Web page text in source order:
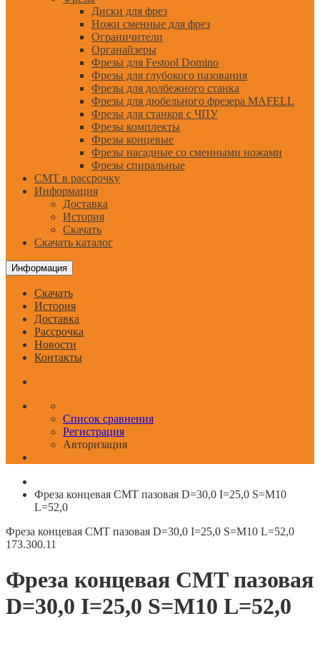
Диски для фрез
Ножи сменные для фрез
Ограничители
Органайзеры
Фрезы для Festool Domino
Фрезы для глубокого пазования
Фрезы для долбежного станка
Фрезы для дюбельного фрезера MAFELL
Фрезы для станков с ЧПУ
Фрезы комплекты
Фрезы концевые
Фрезы насадные со сменными ножами
Фрезы спиральные
CMT в рассрочку
Информация
Доставка
История
Скачать
Скачать каталог
Информация
Скачать
История
Доставка
Рассрочка
Новости
Контакты
Список сравнения
Регистрация
Авторизация
Фреза концевая CMT пазовая D=30,0 I=25,0 S=M10
L=52,0
Фреза концевая CMT пазовая D=30,0 I=25,0 S=M10 L=52,0
173.300.11
Фреза концевая CMT пазовая
D=30,0 I=25,0 S=M10 L=52,0